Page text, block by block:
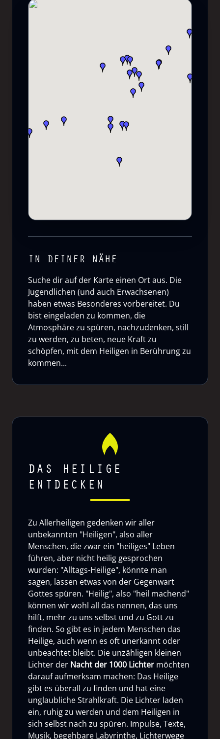
IN DEINER NÄHE
Suche dir auf der Karte einen Ort aus. Die
Jugendlichen (und auch Erwachsenen)
haben etwas Besonderes vorbereitet. Du
bist eingeladen zu kommen, die
Atmosphäre zu spüren, nachzudenken, still
zu werden, zu beten, neue Kraft zu
schöpfen, mit dem Heiligen in Berührung zu
kommen...
DAS HEILIGE
ENTDECKEN
Zu Allerheiligen gedenken wir aller
unbekannten "Heiligen", also aller
Menschen, die zwar ein "heiliges" Leben
führen, aber nicht heilig gesprochen
wurden: "Alltags-Heilige", könnte man
sagen, lassen etwas von der Gegenwart
Gottes spüren. "Heilig", also "heil machend"
können wir wohl all das nennen, das uns
hilft, mehr zu uns selbst und zu Gott zu
finden. So gibt es in jedem Menschen das
Heilige, auch wenn es oft unerkannt oder
unbeachtet bleibt. Die unzähligen kleinen
Lichter der Nacht der 1000 Lichter möchten
darauf aufmerksam machen: Das Heilige
gibt es überall zu finden und hat eine
unglaubliche Strahlkraft. Die Lichter laden
ein, ruhig zu werden und dem Heiligen in
sich selbst nach zu spüren. Impulse, Texte,
Musik, begehbare Labyrinthe, Lichterwege